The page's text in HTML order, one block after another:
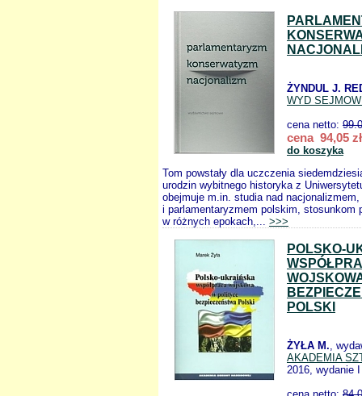
ŻYNDUL J.
WYD
cena netto:
cena 94,05 zł
do koszyka
Tom powstały dla uczczenia
urodzin wybitnego historyka z
obejmuje m.in. studia nad
i parlamentaryzmem polskim, stosunkom
w różnych epokach,... >>>
POLSKO-
POLSKI
ŻYŁA M.,
AKADEMIA
2016, wydanie I